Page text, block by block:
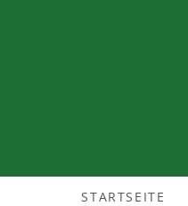
STARTSEITE